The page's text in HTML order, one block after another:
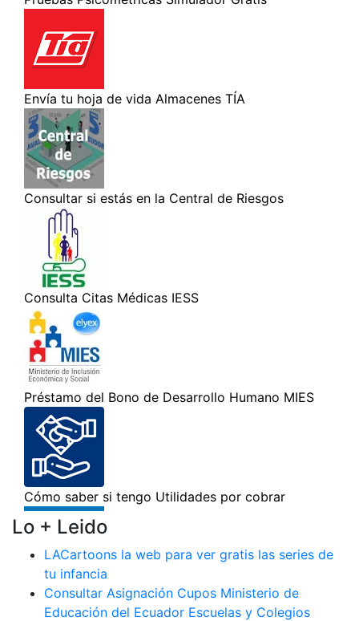
Lo + Leido
LACartoons la web para ver gratis las series de
tu infancia
Consultar Asignación Cupos Ministerio de
Educación del Ecuador Escuelas y Colegios